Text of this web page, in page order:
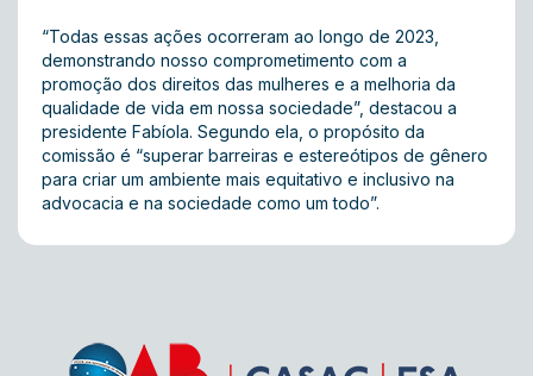
“Todas essas ações ocorreram ao longo de 2023,
demonstrando nosso comprometimento com a
promoção dos direitos das mulheres e a melhoria da
qualidade de vida em nossa sociedade”, destacou a
presidente Fabíola. Segundo ela, o propósito da
comissão é “superar barreiras e estereótipos de gênero
para criar um ambiente mais equitativo e inclusivo na
advocacia e na sociedade como um todo”.